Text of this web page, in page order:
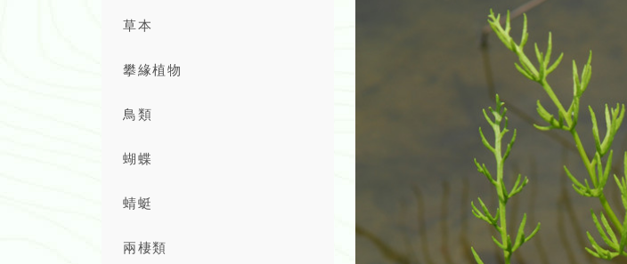
草本
攀緣植物
鳥類
蝴蝶
蜻蜓
兩棲類